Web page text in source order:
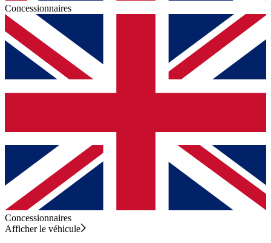
Concessionnaires
Concessionnaires
Afficher le véhicule